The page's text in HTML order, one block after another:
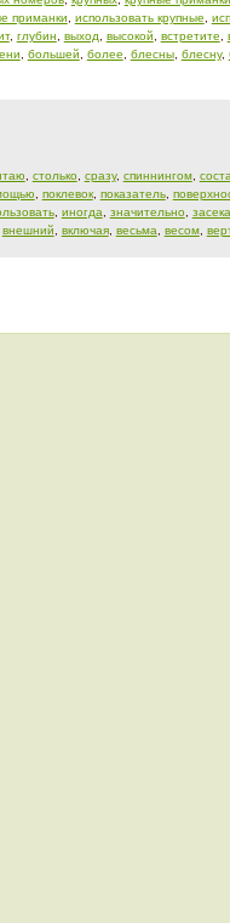
приманки использовать крупные
, глубин выход высокой встретите
большей более блесны, блесну,
столько, сразу, спиннингом,
поклевок, показатель,
, иногда значительно,
внешний включая, весьма весом,